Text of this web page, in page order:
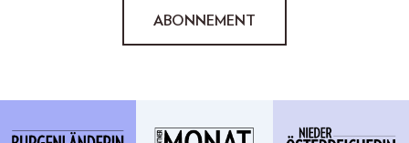
ABONNEMENT